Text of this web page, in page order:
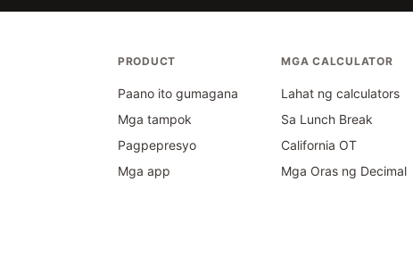
PRODUCT
Paano ito gumagana
Mga tampok
Pagpepresyo
Mga app
MGA CALCULATOR
Lahat ng calculators
Sa Lunch Break
California OT
Mga Oras ng Decimal